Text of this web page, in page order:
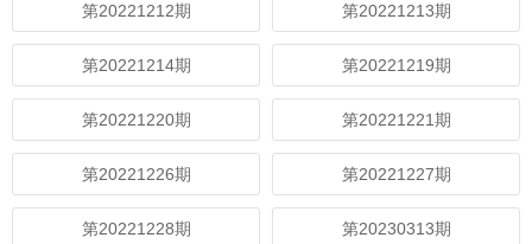
第20221212期 第20221213期
第20221214期 第20221219期
第20221220期 第20221221期
第20221226期 第20221227期
第20221228期 第20230313期